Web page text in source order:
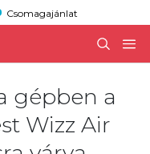
Csomagajánlat
gépben a
Wizz Air